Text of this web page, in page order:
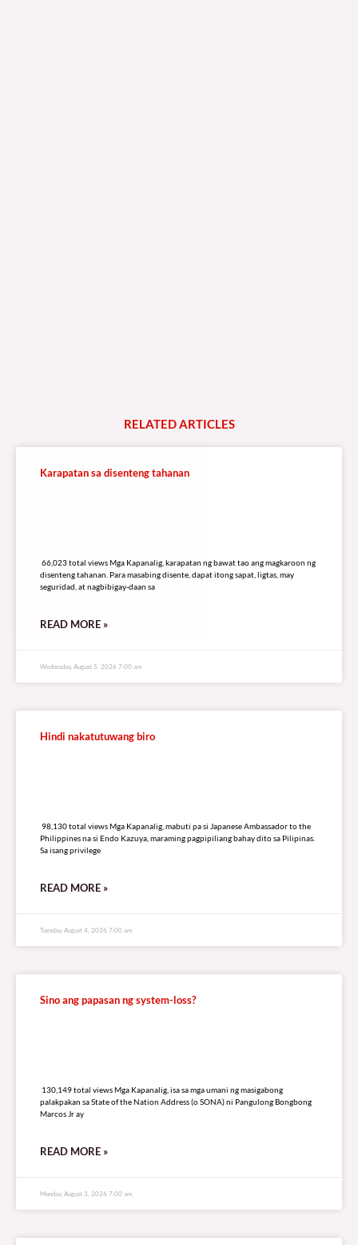
RELATEDARTICLES
Karapatan sa disenteng tahanan
66,023 total views Mga Kapanalig, karapatan ng bawat tao ang magkaroon ng
disenteng tahanan. Para masabing disente, dapat itong sapat, ligtas, may
seguridad, at nagbibigay-daan sa
READ MORE »
Wednesday, August 5, 2026 7:00 am
Hindi nakatutuwang biro
98,130 total views Mga Kapanalig, mabuti pa si Japanese Ambassador to the
Philippines na si Endo Kazuya, maraming pagpipiliang bahay dito sa Pilipinas.
Sa isang privilege
READ MORE »
Tuesday, August 4, 2026 7:00 am
Sino ang papasan ng system-loss?
130,149 total views Mga Kapanalig, isa sa mga umani ng masigabong
palakpakan sa State of the Nation Address (o SONA) ni Pangulong Bongbong
Marcos Jr ay
READ MORE »
Monday, August 3, 2026 7:00 am